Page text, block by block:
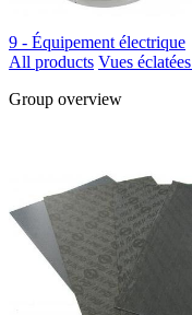
9 - Équipement électrique
All products Vues éclatées
Group overview